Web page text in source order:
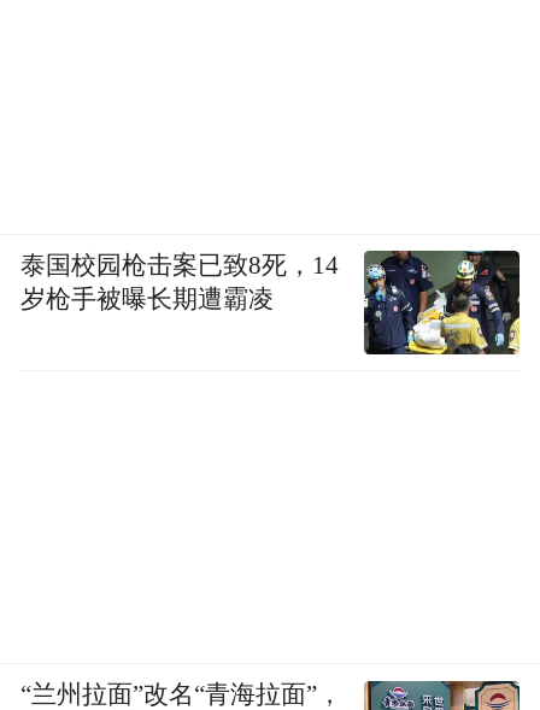
泰国校园枪击案已致8死，14
岁枪手被曝长期遭霸凌
“兰州拉面”改名“青海拉面”，